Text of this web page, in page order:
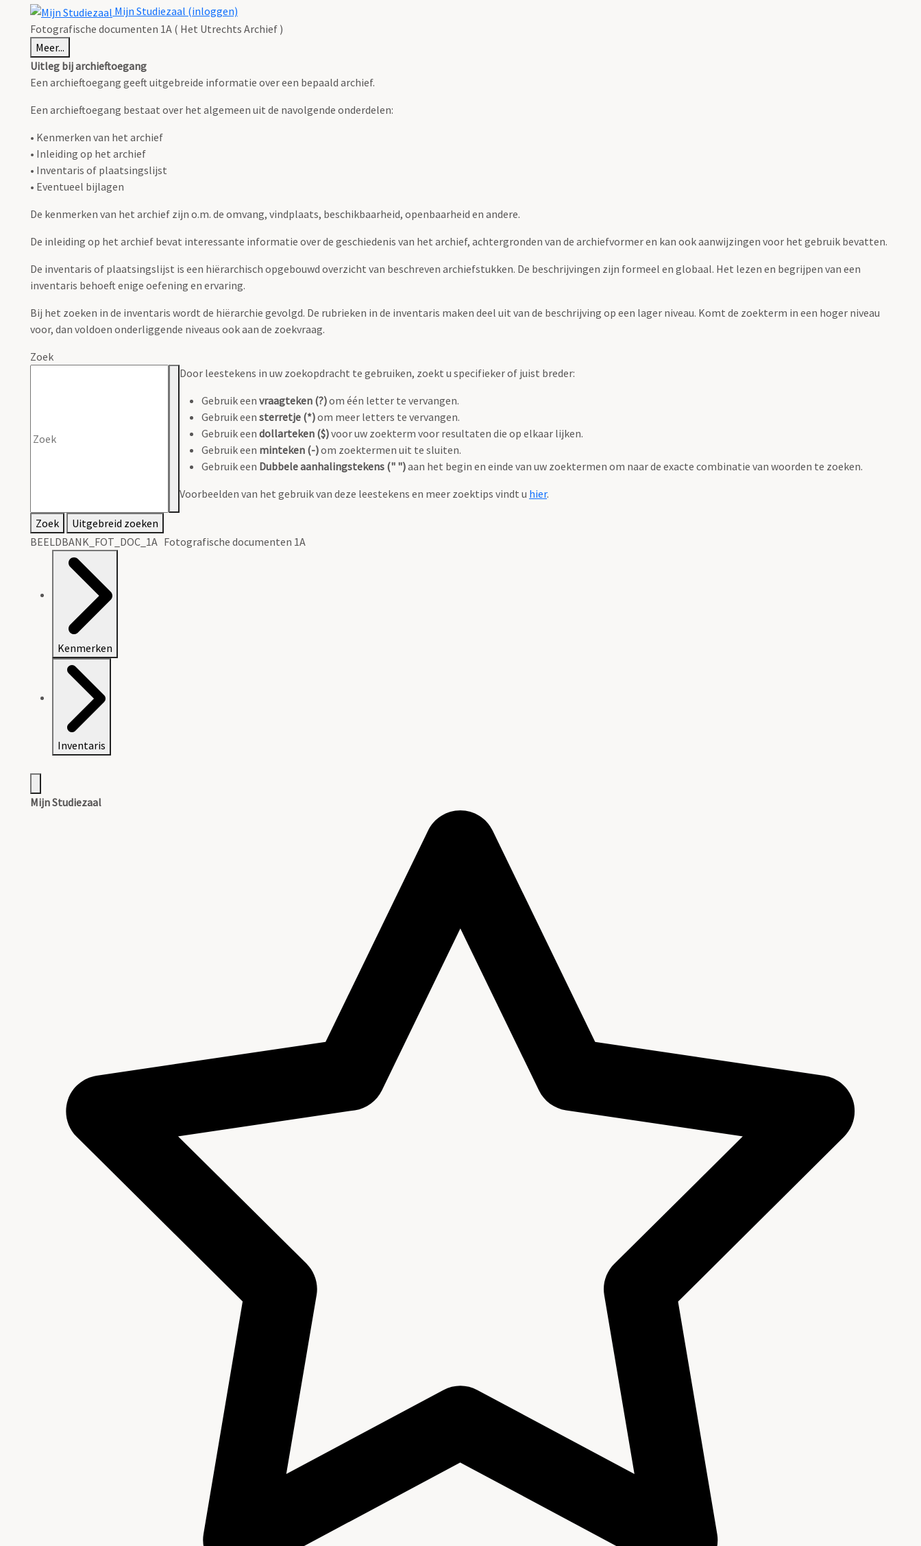
Mijn Studiezaal (inloggen)
Fotografische documenten 1A ( Het Utrechts Archief )
Meer...
Uitleg bij archieftoegang
Een archieftoegang geeft uitgebreide informatie over een bepaald archief.
Een archieftoegang bestaat over het algemeen uit de navolgende onderdelen:
• Kenmerken van het archief
• Inleiding op het archief
• Inventaris of plaatsingslijst
• Eventueel bijlagen
De kenmerken van het archief zijn o.m. de omvang, vindplaats, beschikbaarheid, openbaarheid en andere.
De inleiding op het archief bevat interessante informatie over de geschiedenis van het archief, achtergronden van de archiefvormer en kan ook aanwijzingen voor het gebruik bevatten.
De inventaris of plaatsingslijst is een hiërarchisch opgebouwd overzicht van beschreven archiefstukken. De beschrijvingen zijn formeel en globaal. Het lezen en begrijpen van een
inventaris behoeft enige oefening en ervaring.
Bij het zoeken in de inventaris wordt de hiërarchie gevolgd. De rubrieken in de inventaris maken deel uit van de beschrijving op een lager niveau. Komt de zoekterm in een hoger niveau
voor, dan voldoen onderliggende niveaus ook aan de zoekvraag.
Zoek
Door leestekens in uw zoekopdracht te gebruiken, zoekt u specifieker of juist breder:
Gebruik een vraagteken (?)om één letter te vervangen.
Gebruik een sterretje (*)om meer letters te vervangen.
Gebruik een dollarteken ($)voor uw zoekterm voor resultaten die op elkaar lijken.
Gebruik een minteken (-)om zoektermen uit te sluiten.
Gebruik een Dubbele aanhalingstekens (" ")aan het begin en einde van uw zoektermen om naar de exacte combinatie van woorden te zoeken.
Voorbeelden van het gebruik van deze leestekens en meer zoektips vindt u hier.
Zoek
Uitgebreid zoeken
BEELDBANK_FOT_DOC_1A Fotografische documenten 1A
Kenmerken
Inventaris
Mijn Studiezaal